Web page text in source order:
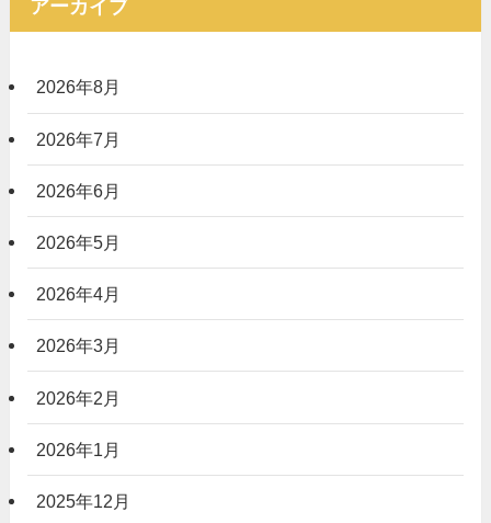
アーカイブ
2026年8月
2026年7月
2026年6月
2026年5月
2026年4月
2026年3月
2026年2月
2026年1月
2025年12月